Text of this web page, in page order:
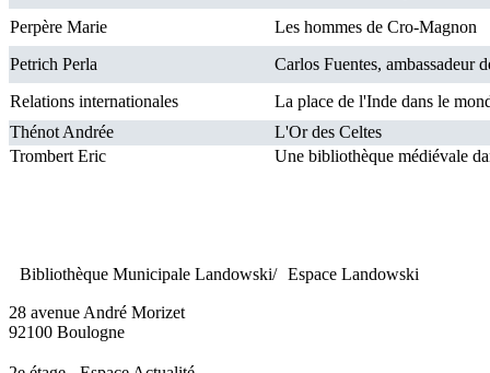
Perpère Marie
Les hommes de Cro-Magnon
Petrich Perla
Carlos Fuentes, ambassadeur
Relations internationales
La place de l'Inde dans le
Thénot Andrée
L'Or des Celtes
Trombert Eric
Une bibliothèque médiévale
Bibliothèque Municipale Landowski/ Espace Landowski
28 avenue André Morizet
92100 Boulogne